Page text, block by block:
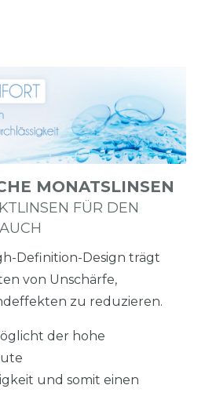
MONATSLINSEN
FÜR DEN
Definition-Design trägt
von Unschärfe,
zu reduzieren.
der hohe
und somit einen